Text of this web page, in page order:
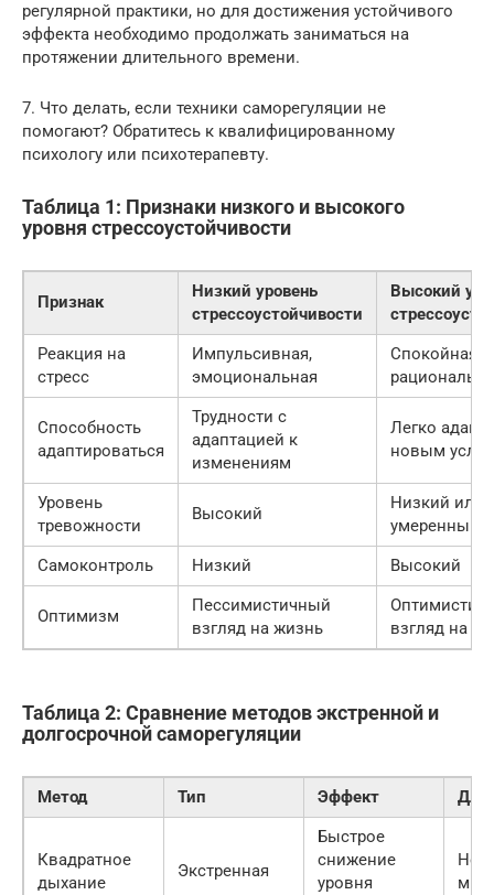
регулярной практики, но для достижения устойчивого
эффекта необходимо продолжать заниматься на
протяжении длительного времени.
7. Что делать, если техники саморегуляции не
помогают? Обратитесь к квалифицированному
психологу или психотерапевту.
Таблица 1: Признаки низкого и высокого
уровня стрессоустойчивости
Признак
Низкий уровень
стрессоустойчивости
Высокий
Реакция на
стресс
Импульсивная,
эмоциональная
Спокойная,
Способность
адаптироваться
Трудности с
адаптацией к
изменениям
Легко
новым
Уровень
тревожности
Высокий
Низкий или
умеренный
Самоконтроль
Низкий Высокий
Оптимизм
Пессимистичный
взгляд на жизнь
взгляд на
Таблица 2: Сравнение методов экстренной и
долгосрочной саморегуляции
Метод Тип Эффект
Квадратное
дыхание
Экстренная
Быстрое
снижение
уровня